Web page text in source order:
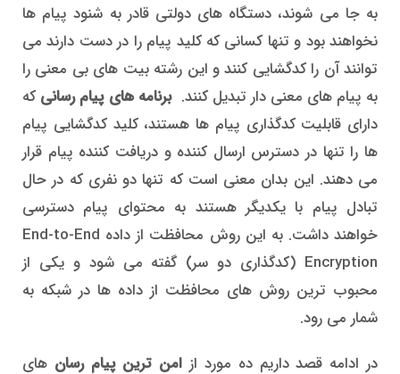
به جا می شوند، دستگاه های دولتی قادر به شنود پیام ها
نخواهند بود و تنها کسانی که کلید پیام را در دست دارند می
توانند آن را کدگشایی کنند و این رشته بیت های بی معنی را
به پیام های معنی دار تبدیل کنند.برنامه های پیام رسانی که
دارای قابلیت کدگذاری پیام ها هستند، کلید کدگشایی پیام
ها را تنها در دسترس ارسال کننده و دریافت کننده پیام قرار
می دهند. این بدان معنی است که تنها دو نفری که در حال
تبادل پیام با یکدیگر هستند به محتوای پیام دسترسی
خواهند داشت. به این روش محافظت از داده End-to-End
Encryption (کدگذاری دو سر) گفته می شود و یکی از
محبوب ترین روش های محافظت از داده ها در شبکه به
شمار می رود.
در ادامه قصد داریم ده مورد از امن ترین پیام رسان های